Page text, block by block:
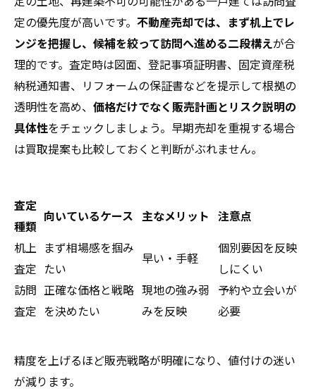
定の優先度が高いです。 不動産売却では、まず机上でレ
ンジを把握し、候補を絞って訪問へ進める二段構えが合
理的です。査定時は図面、登記事項証明書、固定資産税
納税通知書、リフォームの保証書などを提示して根拠の
透明性を高め、 価格だけでなく販売計画とリスク説明の
具体性をチェックしましょう。早期売却を重視する場合
は買取提案も比較しておくと判断がぶれません。
査定
種類
向いているケース 主なメリット 注意点
机上
査定
まず相場感を掴み
たい
早い・手軽
個別要因を反映
しにくい
訪問
査定
正確な価格と戦略
を決めたい
現地の強み弱
みを反映
予約や立会いが
必要
精度を上げるほど販売戦略が明確になり、値付けの迷い
が減ります。